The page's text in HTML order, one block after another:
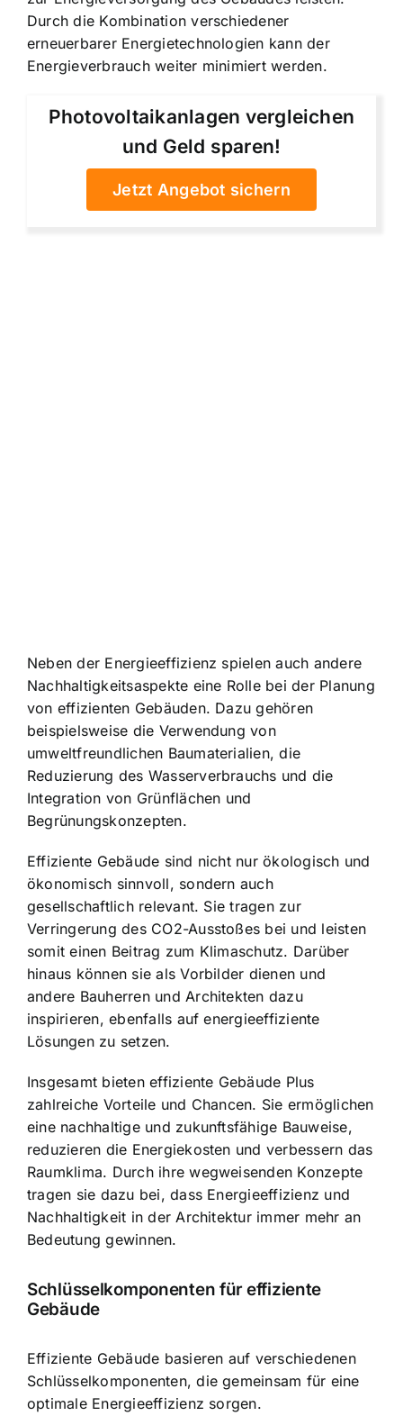
Durch die Kombination verschiedener
erneuerbarer Energietechnologien kann der
Energieverbrauch weiter minimiert werden.
Photovoltaikanlagen vergleichen
und Geld sparen!
Jetzt Angebot sichern
Neben der Energieeffizienz spielen auch andere
Nachhaltigkeitsaspekte eine Rolle bei der Planung
von effizienten Gebäuden. Dazu gehören
beispielsweise die Verwendung von
umweltfreundlichen Baumaterialien, die
Reduzierung des Wasserverbrauchs und die
Integration von Grünflächen und
Begrünungskonzepten.
Effiziente Gebäude sind nicht nur ökologisch und
ökonomisch sinnvoll, sondern auch
gesellschaftlich relevant. Sie tragen zur
Verringerung des CO2-Ausstoßes bei und leisten
somit einen Beitrag zum Klimaschutz. Darüber
hinaus können sie als Vorbilder dienen und
andere Bauherren und Architekten dazu
inspirieren, ebenfalls auf energieeffiziente
Lösungen zu setzen.
Insgesamt bieten effiziente Gebäude Plus
zahlreiche Vorteile und Chancen. Sie ermöglichen
eine nachhaltige und zukunftsfähige Bauweise,
reduzieren die Energiekosten und verbessern das
Raumklima. Durch ihre wegweisenden Konzepte
tragen sie dazu bei, dass Energieeffizienz und
Nachhaltigkeit in der Architektur immer mehr an
Bedeutung gewinnen.
Schlüsselkomponenten für effiziente
Gebäude
Effiziente Gebäude basieren auf verschiedenen
Schlüsselkomponenten, die gemeinsam für eine
optimale Energieeffizienz sorgen.